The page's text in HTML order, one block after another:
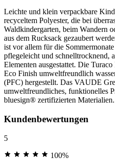
Leichte und klein verpackbare
recyceltem Polyester, die bei
Waldkindergarten, beim Wandern
aus dem Rucksack gezaubert
ist vor allem für die
pflegeleicht und schnelltrocknend,
Elementen ausgestattet. Die
Eco Finish umweltfreundlich
(PFC) hergestellt. Das VAUDE
umweltfreundliches, funktionelles
bluesign® zertifizierten Materialien.
Kundenbewertungen
5
100%